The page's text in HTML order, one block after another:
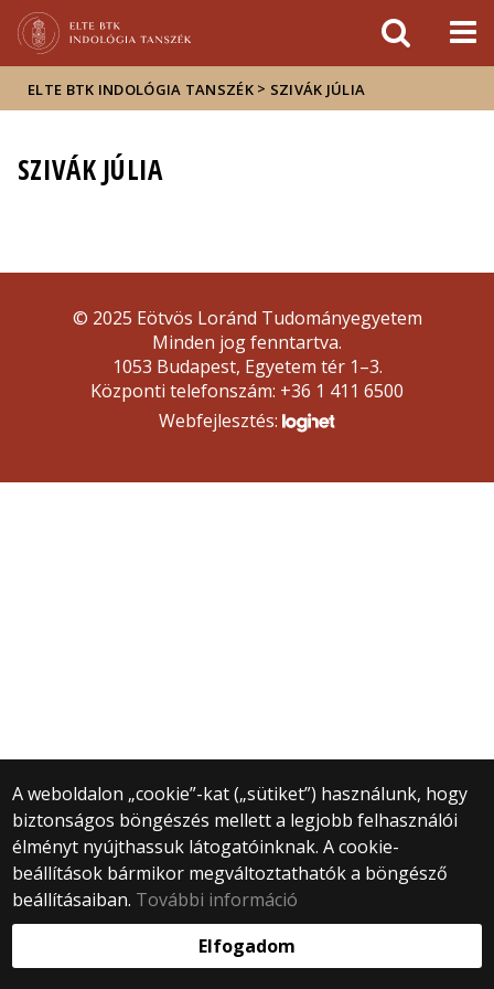
sajtóban
ELTE BTK INDOLÓGIA TANSZÉK > SZIVÁK JÚLIA
SZIVÁK JÚLIA
A weboldalon „cookie”-kat („sütiket”) használunk, hogy
biztonságos böngészés mellett a legjobb felhasználói
élményt nyújthassuk látogatóinknak. A cookie-
beállítások bármikor megváltoztathatók a böngésző
beállításaiban. További információ
Elfogadom
© 2025 Eötvös Loránd Tudományegyetem
Minden jog fenntartva.
1053 Budapest, Egyetem tér 1–3.
Központi telefonszám: +36 1 411 6500
Webfejlesztés: